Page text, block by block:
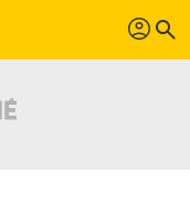
profil search